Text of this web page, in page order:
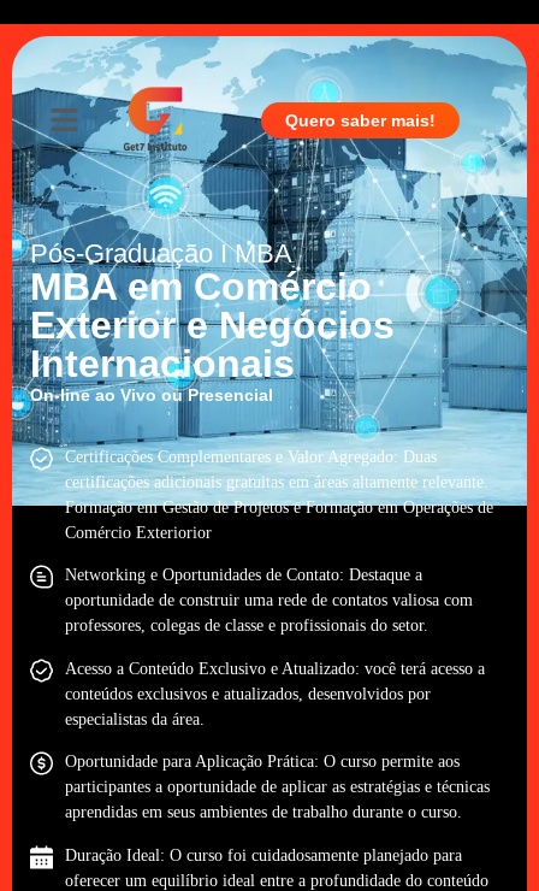
Quero saber mais!
Pós-Graduação I MBA
MBA em Comércio
Exterior e Negócios
Internacionais
On-line ao VivoouPresencial
Certificações Complementares e Valor Agregado: Duas
certificações adicionais gratuitas em áreas altamente relevante.
Formação em Gestão de Projetos e Formação em Operações de
Comércio Exteriorior
Networking e Oportunidades de Contato: Destaque a
oportunidade de construir uma rede de contatos valiosa com
professores, colegas de classe e profissionais do setor.
Acesso a Conteúdo Exclusivo e Atualizado: você terá acesso a
conteúdos exclusivos e atualizados, desenvolvidos por
especialistas da área.
Oportunidade para Aplicação Prática: O curso permite aos
participantes a oportunidade de aplicar as estratégias e técnicas
aprendidas em seus ambientes de trabalho durante o curso.
Duração Ideal: O curso foi cuidadosamente planejado para
oferecer um equilíbrio ideal entre a profundidade do conteúdo